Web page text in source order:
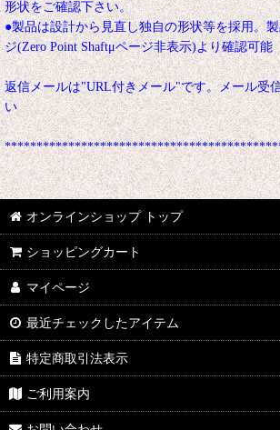
形状をご確認下さい。
●製品は設計から見直し独自の形状等を採用。
ジ(Zero Point Shaftμページ非表示)より確認可能
返信メールは"URL付きメール"です。メール受
い
オンラインショップ トップ
ショッピングカート
マイページ
最近チェックしたアイテム
特定商取引法表示
ご利用案内